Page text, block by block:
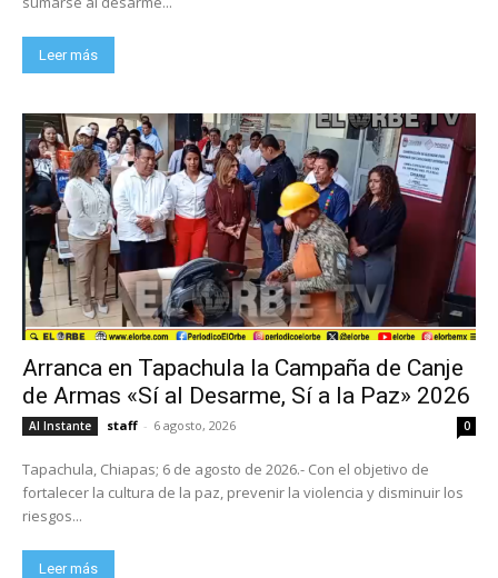
Leer más
Arranca en Tapachula la Campaña de Canje
de Armas «Sí al Desarme, Sí a la Paz» 2026
Al Instante staff - 6 agosto, 2026 0
Tapachula, Chiapas; 6 de agosto de 2026.- Con el objetivo de
fortalecer la cultura de la paz, prevenir la violencia y disminuir los
riesgos...
Leer más